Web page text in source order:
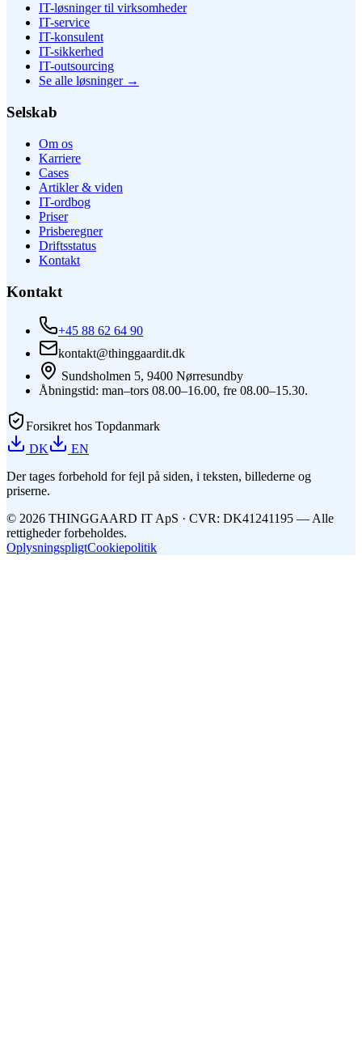
IT-løsninger til virksomheder
IT-service
IT-konsulent
IT-sikkerhed
IT-outsourcing
Se alle løsninger→
Selskab
Om os
Karriere
Cases
Artikler & viden
IT-ordbog
Priser
Prisberegner
Driftsstatus
Kontakt
Kontakt
+45 88 62 64 90
kontakt@thinggaardit.dk
Sundsholmen 5, 9400 Nørresundby
Åbningstid: man–tors 08.00–16.00, fre 08.00–15.30.
Forsikret hos Topdanmark
DK
EN
Der tages forbehold for fejl på siden, i teksten, billederne og
priserne.
© 2026 THINGGAARD IT ApS · CVR: DK41241195 — Alle
rettigheder forbeholdes.
OplysningspligtCookiepolitik